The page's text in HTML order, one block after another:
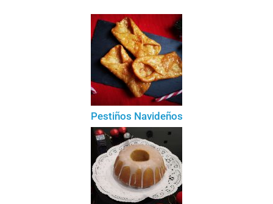
Pestiños Navideños